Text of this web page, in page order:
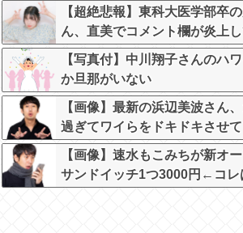
【超絶悲報】東科大医学部卒
ん、直美でコメント欄が炎上
【写真付】中川翔子さんのハ
か旦那がいない
【画像】最新の浜辺美波さん
過ぎてワイらをドキドキさせ
w
【画像】速水もこみちが新オ
サンドイッチ1つ3000円←コレ